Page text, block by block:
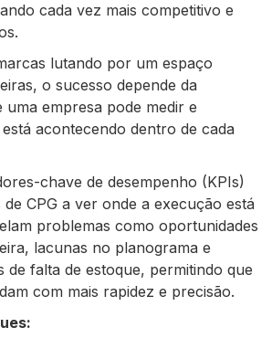
cada vez mais competitivo e
lutando por um espaço
o sucesso depende da
uma empresa pode medir e
acontecendo dentro de cada
chave de desempenho (KPIs)
de CPG a ver onde a execução está
problemas como oportunidades
lacunas no planograma e
de falta de estoque, permitindo que
com mais rapidez e precisão.